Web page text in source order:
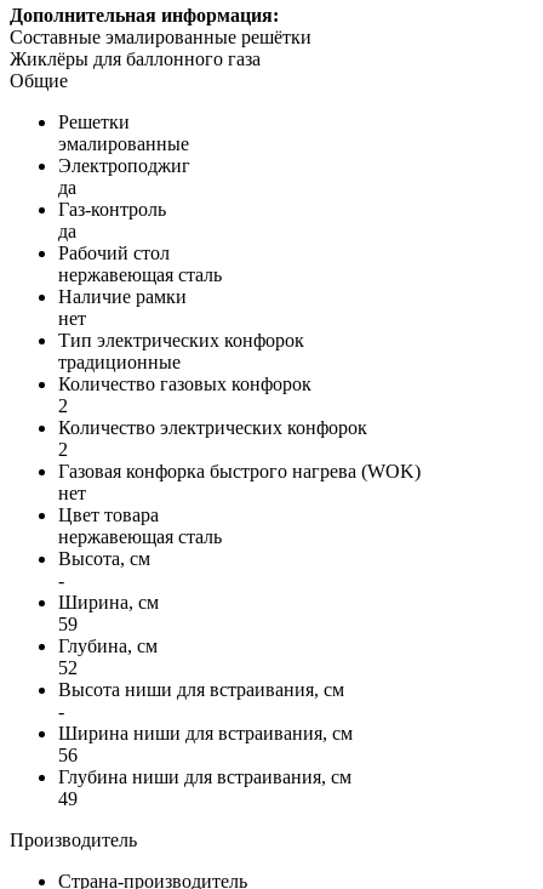
Дополнительная информация:
Составные эмалированные решётки
Жиклёры для баллонного газа
Общие
Решетки
эмалированные
Электроподжиг
да
Газ-контроль
да
Рабочий стол
нержавеющая сталь
Наличие рамки
нет
Тип электрических конфорок
традиционные
Количество газовых конфорок
2
Количество электрических конфорок
2
Газовая конфорка быстрого нагрева (WOK)
нет
Цвет товара
нержавеющая сталь
Высота, см
-
Ширина, см
59
Глубина, см
52
Высота ниши для встраивания, см
-
Ширина ниши для встраивания, см
56
Глубина ниши для встраивания, см
49
Производитель
Страна-производитель